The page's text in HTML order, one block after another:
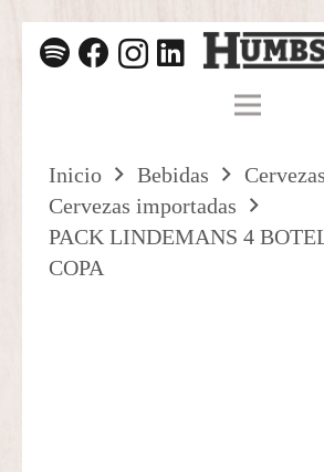
Inicio Bebidas
Cervezas
Cervezas importadas
PACK LINDEMANS 4
COPA